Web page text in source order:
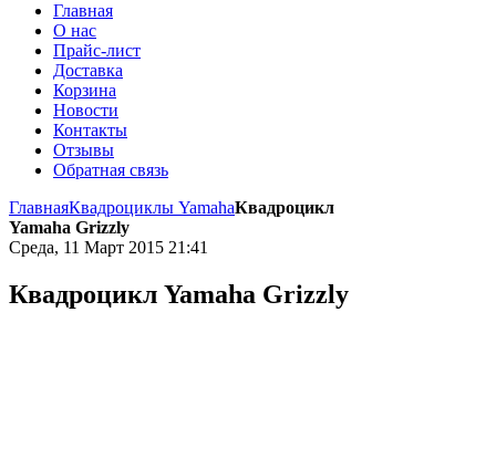
Главная
О нас
Прайс-лист
Доставка
Корзина
Новости
Контакты
Отзывы
Обратная связь
ГлавнаяКвадроциклы YamahaКвадроцикл
Yamaha Grizzly
Среда, 11 Март 2015 21:41
Квадроцикл Yamaha Grizzly